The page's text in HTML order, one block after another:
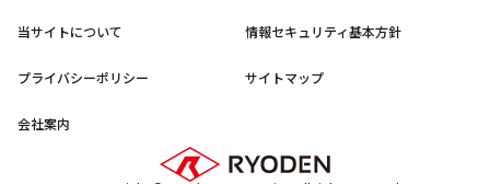
当サイトについて 情報セキュリティ基本方針
プライバシーポリシー サイトマップ
会社案内